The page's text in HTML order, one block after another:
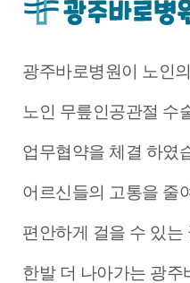
광주바로병원이 노인
노인 무릎인공관절 수
업무협약을 체결 하였
어르신들의 고통을 줄
편안하게 걸을 수 있는
한발 더 나아가는 광